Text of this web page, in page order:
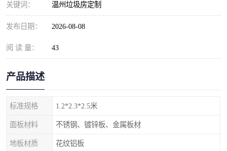
关键词： 温州垃圾房定制
发布日期： 2026-08-08
阅 读 量： 43
产品描述
标准规格 1.2*2.3*2.5米
面板材料 不锈钢、镀锌板、金属板材
地板材质 花纹铝板